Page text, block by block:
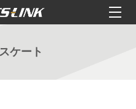
ケート